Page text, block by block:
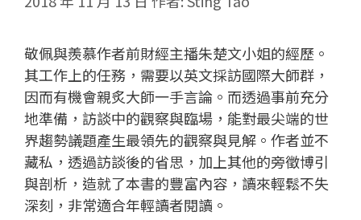
敬佩與羨慕作者前財經主播朱楚文小姐的經歷。
其工作上的任務，需要以英文採訪國際大師群，
因而有機會親炙大師一手言論。而透過事前充分
地準備，訪談中的觀察與臨場，能對最尖端的世
界趨勢議題產生最領先的觀察與見解。作者並不
藏私，透過訪談後的省思，加上其他的旁徵博引
與剖析，造就了本書的豐富內容，讀來輕鬆不失
深刻，非常適合年輕讀者閱讀。